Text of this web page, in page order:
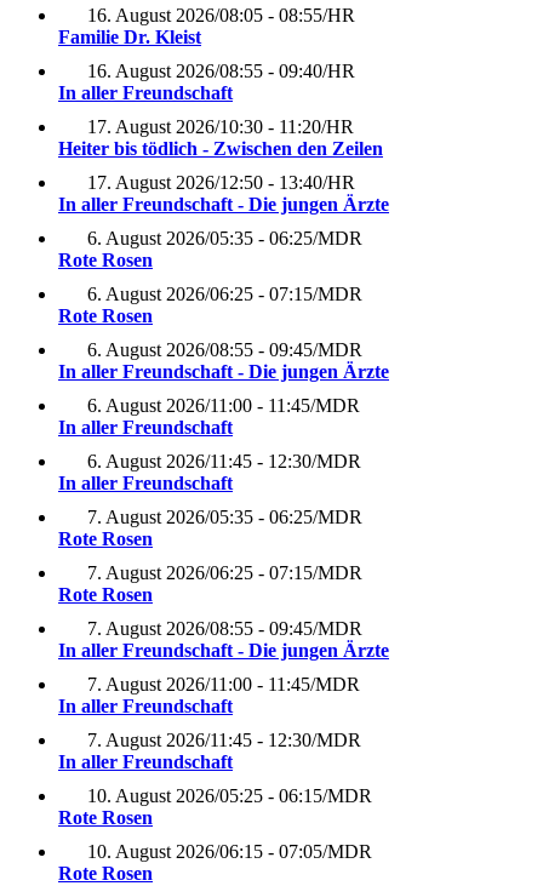
16. August 2026/08:05 - 08:55/HR
Familie Dr. Kleist
16. August 2026/08:55 - 09:40/HR
In aller Freundschaft
17. August 2026/10:30 - 11:20/HR
Heiter bis tödlich - Zwischen den Zeilen
17. August 2026/12:50 - 13:40/HR
In aller Freundschaft - Die jungen Ärzte
6. August 2026/05:35 - 06:25/MDR
Rote Rosen
6. August 2026/06:25 - 07:15/MDR
Rote Rosen
6. August 2026/08:55 - 09:45/MDR
In aller Freundschaft - Die jungen Ärzte
6. August 2026/11:00 - 11:45/MDR
In aller Freundschaft
6. August 2026/11:45 - 12:30/MDR
In aller Freundschaft
7. August 2026/05:35 - 06:25/MDR
Rote Rosen
7. August 2026/06:25 - 07:15/MDR
Rote Rosen
7. August 2026/08:55 - 09:45/MDR
In aller Freundschaft - Die jungen Ärzte
7. August 2026/11:00 - 11:45/MDR
In aller Freundschaft
7. August 2026/11:45 - 12:30/MDR
In aller Freundschaft
10. August 2026/05:25 - 06:15/MDR
Rote Rosen
10. August 2026/06:15 - 07:05/MDR
Rote Rosen